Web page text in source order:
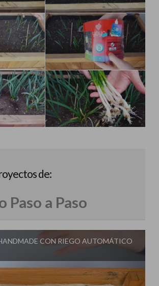
de:
Paso a Paso
CON RIEGO AUTOMÁTICO